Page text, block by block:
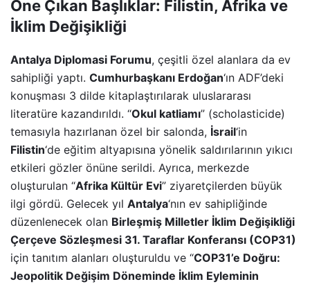
Öne Çıkan Başlıklar: Filistin, Afrika ve
İklim Değişikliği
Antalya Diplomasi Forumu, çeşitli özel alanlara da ev
sahipliği yaptı. Cumhurbaşkanı Erdoğan‘ın ADF’deki
konuşması 3 dilde kitaplaştırılarak uluslararası
literatüre kazandırıldı. “Okul katliamı” (scholasticide)
temasıyla hazırlanan özel bir salonda, İsrail‘in
Filistin‘de eğitim altyapısına yönelik saldırılarının yıkıcı
etkileri gözler önüne serildi. Ayrıca, merkezde
oluşturulan “Afrika Kültür Evi” ziyaretçilerden büyük
ilgi gördü. Gelecek yıl Antalya‘nın ev sahipliğinde
düzenlenecek olan Birleşmiş Milletler İklim Değişikliği
Çerçeve Sözleşmesi 31. Taraflar Konferansı (COP31)
için tanıtım alanları oluşturuldu ve “COP31’e Doğru:
Jeopolitik Değişim Döneminde İklim Eyleminin